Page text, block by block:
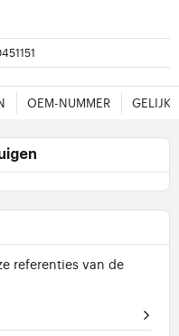
OEM-NUMMER
referenties van de